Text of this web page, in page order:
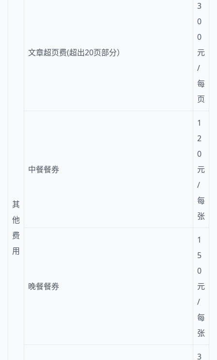
其
他
费
用
文章超页费(超出20页部分）
3
0
0
元
/
每
页
中餐餐券
1
2
0
元
/
每
张
晚餐餐券
1
5
0
元
/
每
张
3